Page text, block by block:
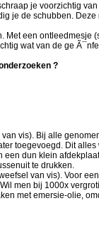
je voorzichtig
je de schubben. Deze
Met een ontleedmesje
wat van de ge
?
vis). Bij alle
toegevoegd. Dit alles
dun klein
te drukken.
van vis). Voor
men bij 1000x
met emersie-olie,